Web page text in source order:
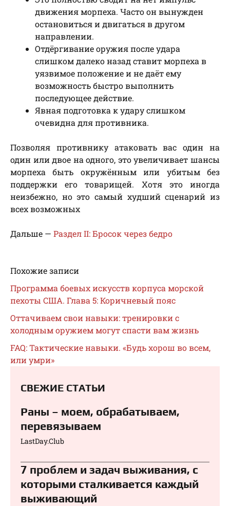
движения морпеха. Часто он вынужден
остановиться и двигаться в другом
направлении.
Отдёргивание оружия после удара
слишком далеко назад ставит морпеха в
уязвимое положение и не даёт ему
возможность быстро выполнить
последующее действие.
Явная подготовка к удару слишком
очевидна для противника.
Позволяя противнику атаковать вас один на
один или двое на одного, это увеличивает шансы
морпеха быть окружённым или убитым без
поддержки его товарищей. Хотя это иногда
неизбежно, но это самый худший сценарий из
всех возможных
Дальше — Раздел II: Бросок через бедро
Похожие записи
Программа боевых искусств корпуса морской
пехоты США. Глава 5: Коричневый пояс
Оттачиваем свои навыки: тренировки с
холодным оружием могут спасти вам жизнь
FAQ: Тактические навыки. «Будь хорош во всем,
или умри»
СВЕЖИЕ СТАТЬИ
Раны – моем, обрабатываем,
перевязываем⁠⁠
LastDay.Club
7 проблем и задач выживания, с
которыми сталкивается каждый
выживающий